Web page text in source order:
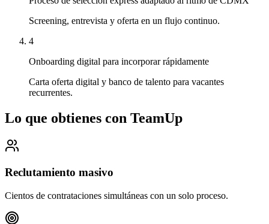
Screening, entrevista y oferta en un flujo continuo.
4
Onboarding digital para incorporar rápidamente
Carta oferta digital y banco de talento para vacantes
recurrentes.
Lo que obtienes con TeamUp
Reclutamiento masivo
Cientos de contrataciones simultáneas con un solo proceso.